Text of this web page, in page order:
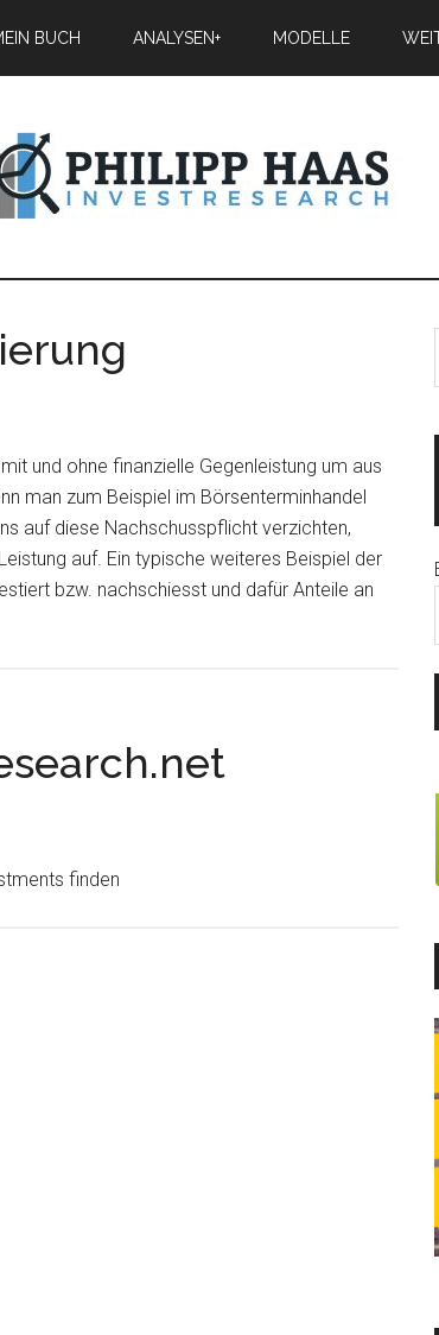
BUCH ANALYSEN+ MODELLE
und ohne finanzielle Gegenleistung um aus
man zum Beispiel im Börsenterminhandel
auf diese Nachschusspflicht verzichten,
auf. Ein typische weiteres Beispiel der
bzw. nachschiesst und dafür Anteile an
finden